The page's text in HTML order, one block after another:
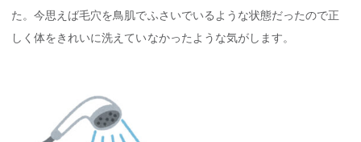
た。今思えば毛穴を鳥肌でふさいでいるような状態だったので正
しく体をきれいに洗えていなかったような気がします。